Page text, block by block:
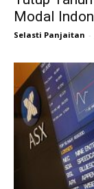
Modal
Selasti Panjaitan -